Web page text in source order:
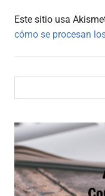
Este sitio usa
cómo se procesan